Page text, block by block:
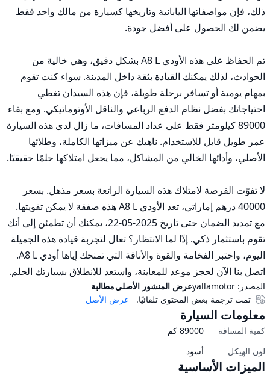
اتصل بنا الآن لحجز موعد للمعاينة، واستعد للانطلاق بسيارتك الحلم.
المصدر: yallamotorعرض المنشور الأصليمطالبة
عرض الأصل
تمت ترجمة بعض المحتوى تلقائيًا.
معلومات السيارة
كمية المسافة 89000 كم
لون الهيكل
أسود
الميزات الأساسية